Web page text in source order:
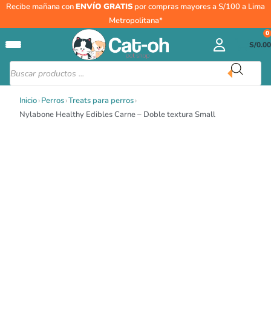
Recibe mañana conENVÍO GRATIS por compras mayores a S/100 a Lima
Metropolitana*
Búsqueda
de
productos
S/0.00
0
Inicio›Perros›Treats para perros›
Nylabone Healthy Edibles Carne – Doble textura Small